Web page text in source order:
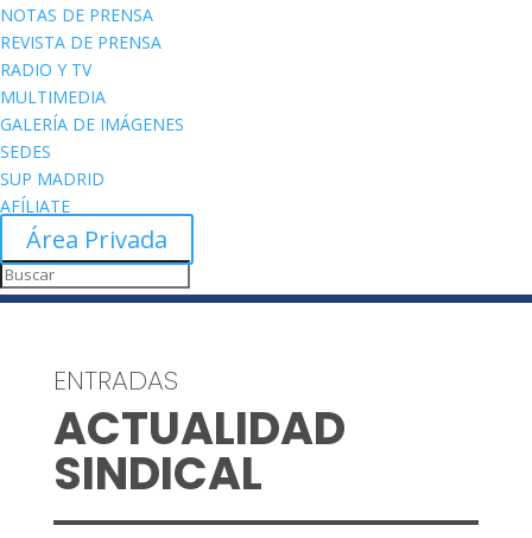
NOTAS DE PRENSA
REVISTA DE PRENSA
RADIO Y TV
MULTIMEDIA
GALERÍA DE IMÁGENES
SEDES
SUP MADRID
AFÍLIATE
Área Privada
ENTRADAS
ACTUALIDAD
SINDICAL